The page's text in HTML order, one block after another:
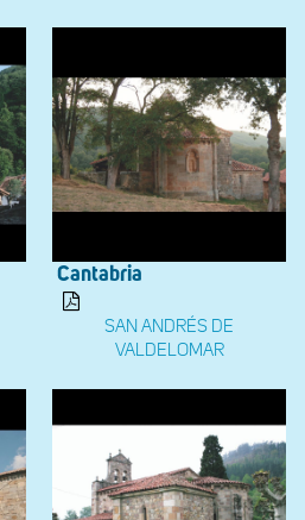
Cantabria
SAN ANDRÉS DE
VALDELOMAR